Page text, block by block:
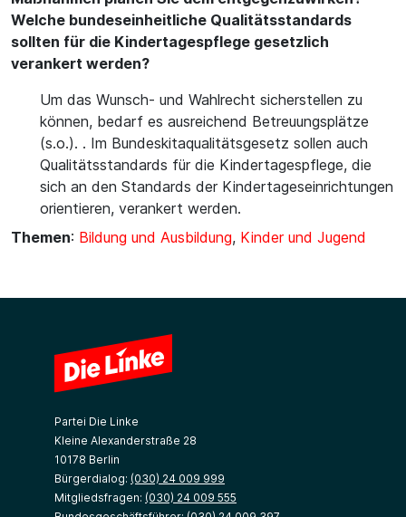
Welche bundeseinheitliche Qualitätsstandards
sollten für die Kindertagespflege gesetzlich
verankert werden?
Um das Wunsch- und Wahlrecht sicherstellen zu
können, bedarf es ausreichend Betreuungsplätze
(s.o.). . Im Bundeskitaqualitätsgesetz sollen auch
Qualitätsstandards für die Kindertagespflege, die
sich an den Standards der Kindertageseinrichtungen
orientieren, verankert werden.
Themen: Bildung und Ausbildung, Kinder und Jugend
Partei Die Linke
Kleine Alexanderstraße 28
10178 Berlin
Bürgerdialog: (030) 24 009 999
Mitgliedsfragen: (030) 24 009 555